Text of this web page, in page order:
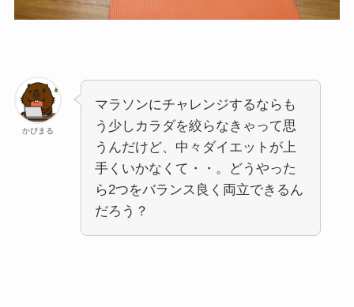
かぴまる
マラソンにチャレンジするならも
う少しカラダを絞らなきゃって思
うんだけど、中々ダイエットが上
手くいかなくて・・。どうやった
ら2つをバランス良く両立できるん
だろう？